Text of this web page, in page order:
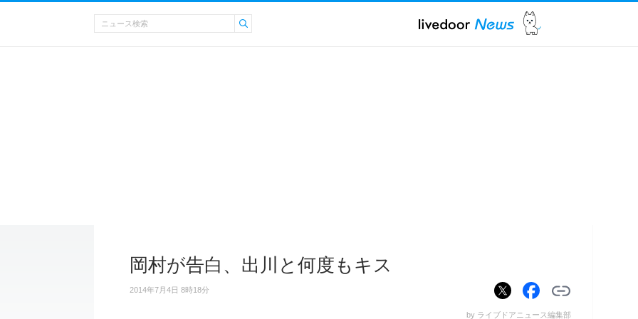
岡村が告白、出川と何度もキス
2014年7月4日 8時18分
by ライブドアニュース編集部